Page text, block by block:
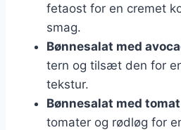
fetaost for en cremet
smag.
Bønnesalat med
tern og tilsæt den for
tekstur.
Bønnesalat med
tomater og rødløg for